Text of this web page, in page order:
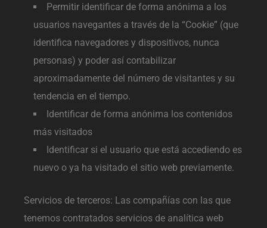
Permitir identificar de forma anónima a los
usuarios navegantes a través de la “Cookie” (que
identifica navegadores y dispositivos, nunca
personas) y poder así contabilizar
aproximadamente del número de visitantes y su
tendencia en el tiempo.
Identificar de forma anónima los contenidos
más visitados
Identificar si el usuario que está accediendo es
nuevo o ya ha visitado el sitio web previamente.
Servicios de terceros: Las compañías con las que
tenemos contratados servicios de analítica web